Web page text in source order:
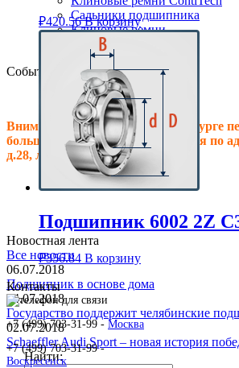
Сальники подшипника
Клиновые ремни
Техпластина резиновая
События
Внимание! Офис в Санкт-Петербурге
больше, теперь мы располагаемся по
д.28, литер.А! Ждем Вас в гости!
Новостная лента
Все новости
06.07.2018
Подшипник в основе дома
04.07.2018
Государство поддержит челябинские
02.07.2018
Schaeffler Audi Sport – новая история
Найти:
₽420.56 В корзину
Подшипник 6002 2Z
₽356.84 В корзину
Контакты
+7 (499) 703-31-99 - Москва
+7 (499) 703-31-99 -
Воскресенск